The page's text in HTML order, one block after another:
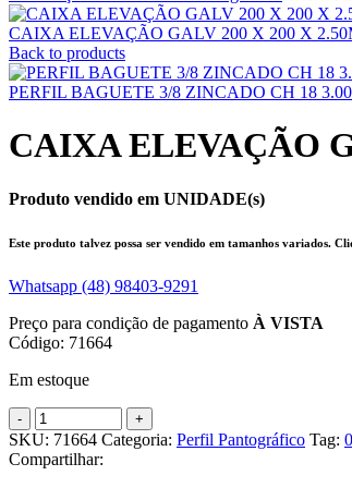
CAIXA ELEVAÇÃO GALV 200 X 200 X
Back to products
PERFIL BAGUETE 3/8 ZINCADO CH 18
CAIXA ELEVAÇÃO
Produto vendido em UNIDADE(s)
Este produto talvez possa ser vendido em tamanhos variados.
Whatsapp (48) 98403-9291
Preço para condição de pagamento À VISTA
Código: 71664
Em estoque
SKU: 71664 Categoria: Perfil Pantográfico Tag:
Compartilhar: